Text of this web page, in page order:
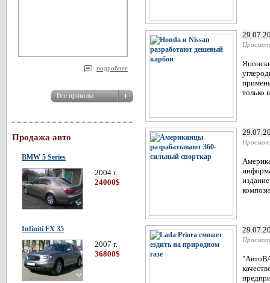
подробнее
Продажа авто
BMW 5 Series
2004 г.
24000$
Infiniti FX 35
2007 г.
36800$
только